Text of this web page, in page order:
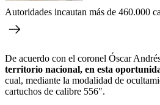
Autoridades incautan más de 460.000
De acuerdo con el coronel Óscar
territorio nacional, en esta
cual, mediante la modalidad de
cartuchos de calibre 556″.